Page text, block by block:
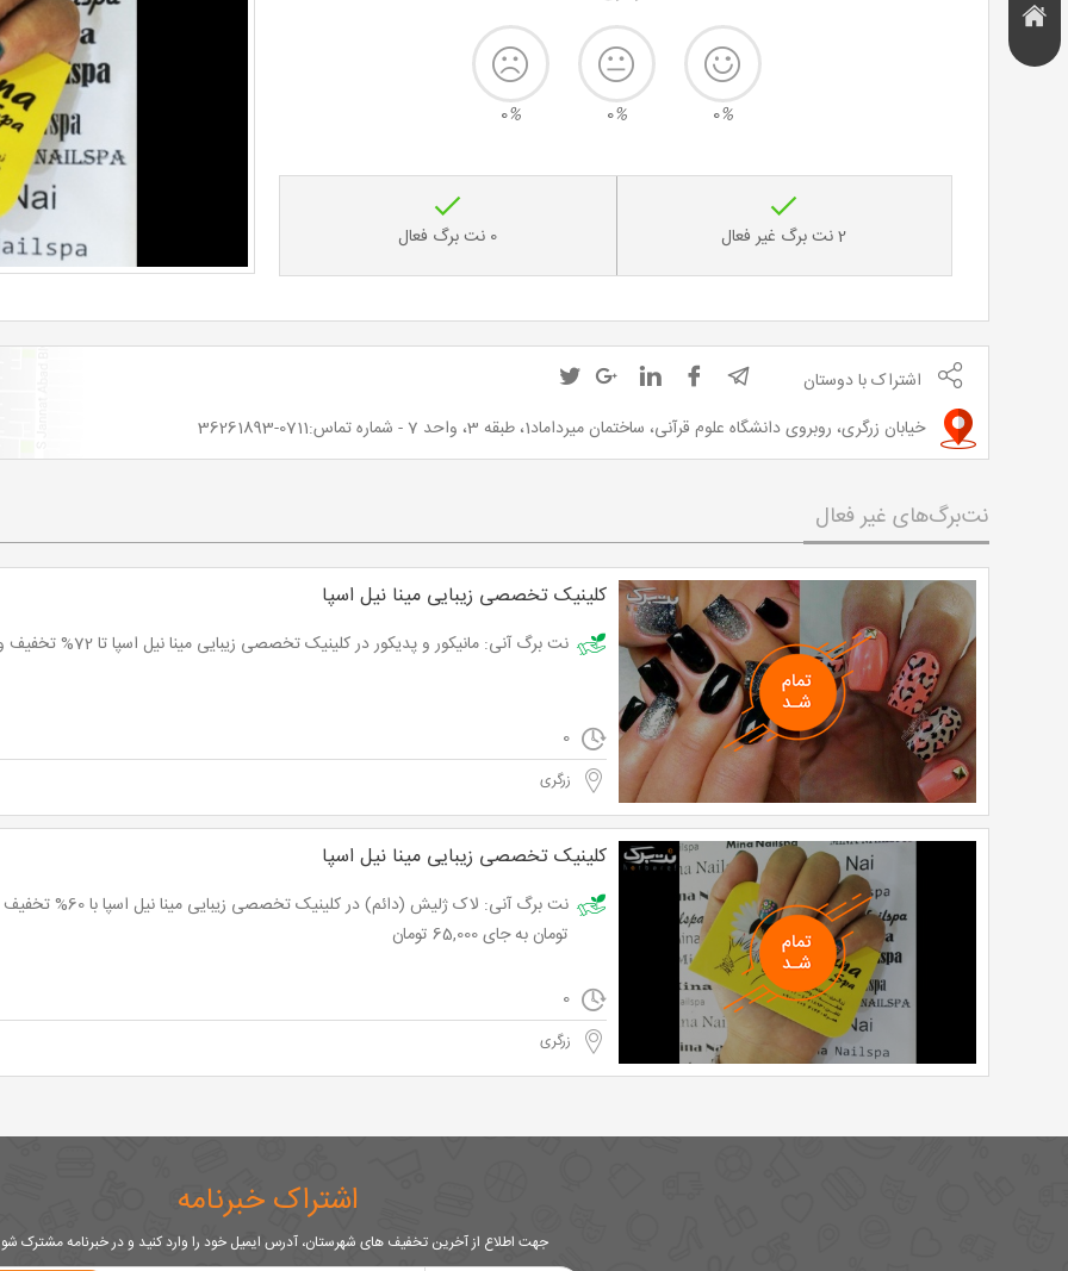
تخفیف
هتل و
اقامتگاه
0%
0%
0%
2 نت برگ غیر فعال 0 نت برگ فعال
اشتراک با دوستان
خیابان زرگری، روبروی دانشگاه علوم قرآنی، ساختمان میرداماد1، طبقه 3، واحد 7 - شماره تماس:0711-36261893
نت‌برگ‌های غیر فعال
کلینیک تخصصی زیبایی مینا نیل اسپا
نت برگ آنی: مانیکور و پدیکور در کلینیک تخصصی زیبایی مینا نیل اسپا تا 72% تخفیف و پرداخت از 7,500 تومان
0
زرگری
کلینیک تخصصی زیبایی مینا نیل اسپا
تومان به جای 65,000 تومان
0
زرگری
اشتراک خبرنامه
جهت اطلاع از آخرین تخفیف های شهرستان، آدرس ایمیل خود را وارد کنید و در خبرنامه مشترک